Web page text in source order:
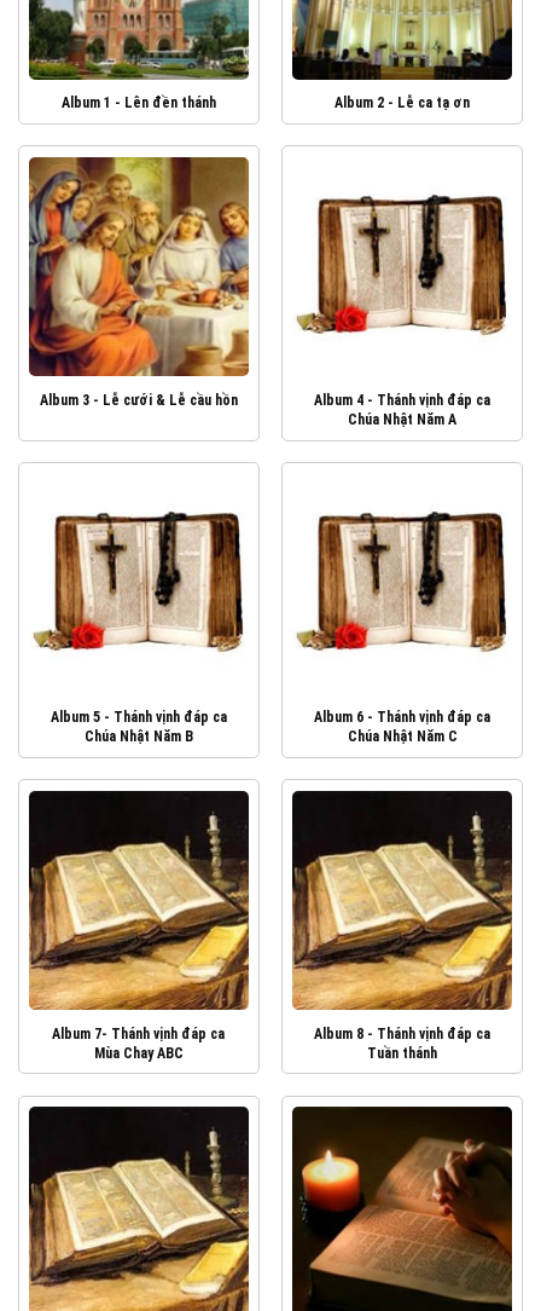
Album 1 - Lên đền thánh Album 2 - Lễ ca tạ ơn
Album 3 - Lễ cưới & Lễ cầu hồn
Album 4 - Thánh vịnh đáp ca
Chúa Nhật Năm A
Album 5 - Thánh vịnh đáp ca
Chúa Nhật Năm B
Album 6 - Thánh vịnh đáp ca
Chúa Nhật Năm C
Album 7- Thánh vịnh đáp ca
Mùa Chay ABC
Album 8 - Thánh vịnh đáp ca
Tuần thánh